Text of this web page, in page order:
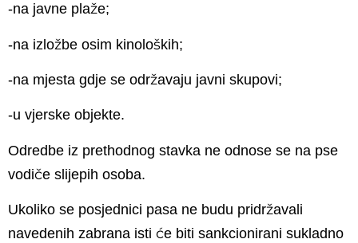
-na javne plaže;
-na izložbe osim kinoloških;
-na mjesta gdje se održavaju javni skupovi;
-u vjerske objekte.
Odredbe iz prethodnog stavka ne odnose se na pse
vodiče slijepih osoba.
Ukoliko se posjednici pasa ne budu pridržavali
navedenih zabrana isti će biti sankcionirani sukladno